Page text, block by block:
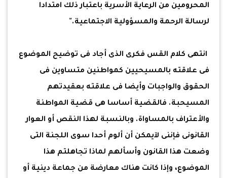
المحرومين من الرعاية الأسرية باعتبار ذلك امتدادا
لرسالة الرحمة والمسؤولية الاجتماعية."
انتهى كلام القس فكرى الذى أجاد فى توضيح الموضوع
فى علاقته بالمسيحيين كمواطنين متساوين فى
الحقوق والواجبات وأيضا فى علاقته بعقيدتهم
المسيحبة. فالقضية أساسا هى قضية المواطنة
والأعتراف بالمساواة. وبالنسبة لهذا النقص أو العوار
القانونى فإننى لآيمكن أن ألوم أحدا سوى اللجنة التى
وضعت هذا القانون وأسألهم لماذا تجاهلتم هذا
الموضوع، وإذا كانت هناك معارضة من جماعة دينية أو